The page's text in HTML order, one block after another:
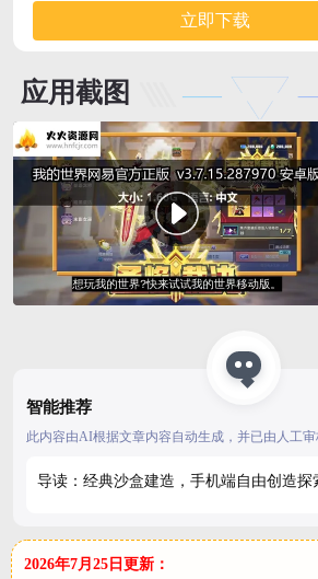
立即下载
应用截图
智能推荐
此内容由AI根据文章内容自动生成，并已由人工
导读：经典沙盒建造，手机端自由创造探
2026年7月25日更新：